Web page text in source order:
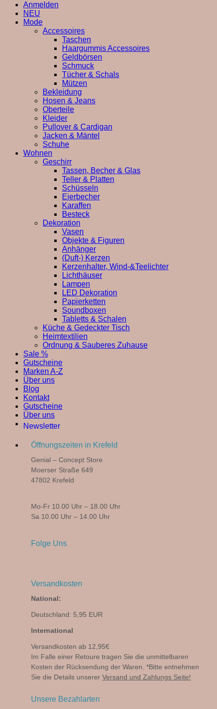
Anmelden
NEU
Mode
Accessoires
Taschen
Haargummis Accessoires
Geldbörsen
Schmuck
Tücher & Schals
Mützen
Bekleidung
Hosen & Jeans
Oberteile
Kleider
Pullover & Cardigan
Jacken & Mäntel
Schuhe
Wohnen
Geschirr
Tassen, Becher & Glas
Teller & Platten
Schüsseln
Eierbecher
Karaffen
Besteck
Dekoration
Vasen
Objekte & Figuren
Anhänger
(Duft-) Kerzen
Kerzenhalter, Wind-&Teelichter
Lichthäuser
Lampen
LED Dekoration
Papierketten
Soundboxen
Tabletts & Schalen
Küche & Gedeckter Tisch
Heimtextilien
Ordnung & Sauberes Zuhause
Sale %
Gutscheine
Marken A-Z
Über uns
Blog
Kontakt
Gutscheine
Über uns
Newsletter
Öffnungszeiten in Krefeld
Genial – Concept Store
Moerser Straße 649
47802 Krefeld
Mo-Fr 10.00 Uhr – 18.00 Uhr
Sa 10.00 Uhr – 14.00 Uhr
Folge Uns
Versandkosten
National:
Deutschland: 5,95 EUR
International
Versandkosten ab 12,95€
Im Falle einer Retoure tragen Sie die unmittelbaren
Kosten der Rücksendung der Waren. *Bitte entnehmen
Sie die Details unserer Versand und Zahlungs Seite!
Unsere Bezahlarten